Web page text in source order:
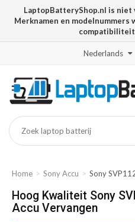
LaptopBatteryShop.nl is niet
Merknamen en
compatibiliteit
Nederlands
Home Sony Accu Sony
Hoog Kwaliteit Sony
Accu Vervangen